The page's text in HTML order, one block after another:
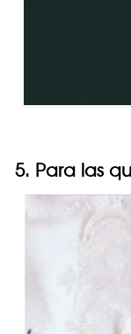
5. Para las